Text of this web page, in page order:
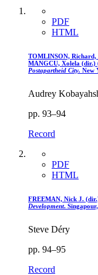
PDF
HTML
TOMLINSON, Richard,
MANGCU, Xolela (dir.)
Postapartheid City. New
Audrey
pp. 93–94
Record
PDF
HTML
FREEMAN, Nick J.
Development.
Steve Déry
pp. 94–95
Record